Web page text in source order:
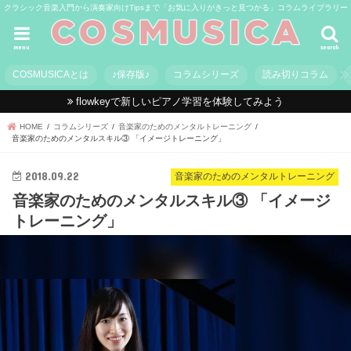
クラシック音楽入門から演奏家向けTipsまで「お気に入りがきっと見つかる」コラムライブラリー
search
menu
COSMUSICAとは ♪保存版♪ コラムシリーズ 読み切りコラム
flowkeyで新しいピアノ学習を体験してみよう
HOME コラムシリーズ
音楽家のためのメンタルトレーニング
音楽家のためのメンタルスキル③ 「イメージトレーニング」
音楽家のためのメンタルトレーニング
2018.09.22
音楽家のためのメンタルスキル③ 「イメージ
トレーニング」